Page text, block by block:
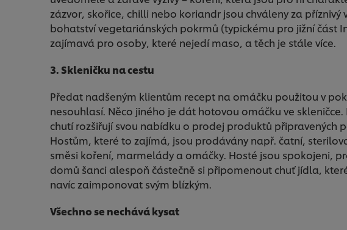
zázvor, skořice, chilli nebo koriandr jsou chváleny za
bohatství vegetariánských pokrmů (typickému pro jižní část
zajímavá pro osoby, které nejedí maso, a těch je stále více.
3. Skleničku na cestu
Předat nadšeným klientům recept na omáčku použitou v
nesouhlasí. Něco jiného je dát hotovou omáčku ve
chutí rozšiřují svou nabídku o prodej produktů připravených
Hostům, které to zajímá, jsou prodávány např. čatní,
směsi koření, marmelády a omáčky. Hosté jsou spokojeni,
domů šanci alespoň částečně si připomenout chuť jídla,
navíc zaimponovat svým blízkým.
Všechno se nechává kysat